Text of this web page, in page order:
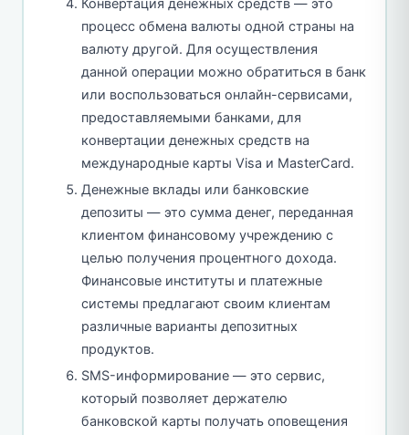
Конвертация денежных средств — это
процесс обмена валюты одной страны на
валюту другой. Для осуществления
данной операции можно обратиться в банк
или воспользоваться онлайн-сервисами,
предоставляемыми банками, для
конвертации денежных средств на
международные карты Visa и MasterCard.
Денежные вклады или банковские
депозиты — это сумма денег, переданная
клиентом финансовому учреждению с
целью получения процентного дохода.
Финансовые институты и платежные
системы предлагают своим клиентам
различные варианты депозитных
продуктов.
SMS-информирование — это сервис,
который позволяет держателю
банковской карты получать оповещения